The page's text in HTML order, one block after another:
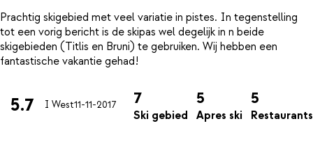
Prachtig skigebied met veel variatie in pistes. In tegenstelling
tot een vorig bericht is de skipas wel degelijk in n beide
skigebieden (Titlis en Bruni) te gebruiken. Wij hebben een
5.7 I West11-11-2017 7
Ski gebied
5
Apres ski
5
Restaurants